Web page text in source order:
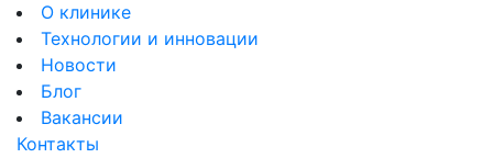
О клинике
Технологии и инновации
Новости
Блог
Вакансии
Контакты